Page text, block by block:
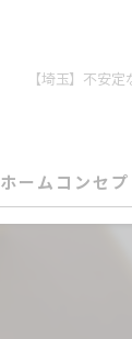
【埼玉】不安定
ホーム コンセ